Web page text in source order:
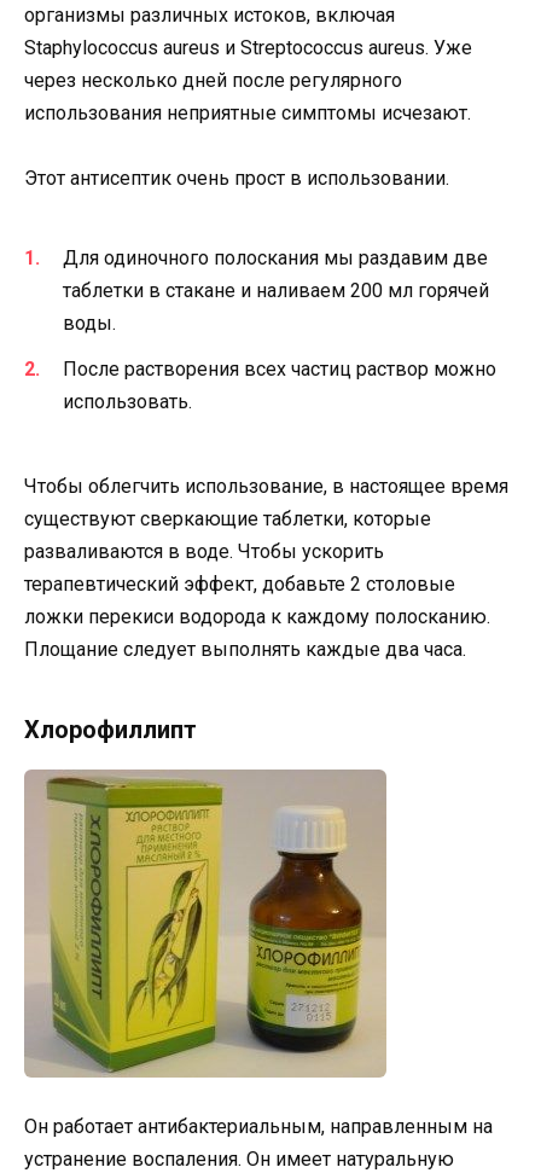
организмы различных истоков, включая
Staphylococcus aureus и Streptococcus aureus. Уже
через несколько дней после регулярного
использования неприятные симптомы исчезают.
Этот антисептик очень прост в использовании.
Для одиночного полоскания мы раздавим две
таблетки в стакане и наливаем 200 мл горячей
воды.
После растворения всех частиц раствор можно
использовать.
Чтобы облегчить использование, в настоящее время
существуют сверкающие таблетки, которые
разваливаются в воде. Чтобы ускорить
терапевтический эффект, добавьте 2 столовые
ложки перекиси водорода к каждому полосканию.
Площание следует выполнять каждые два часа.
Хлорофиллипт
Он работает антибактериальным, направленным на
устранение воспаления. Он имеет натуральную